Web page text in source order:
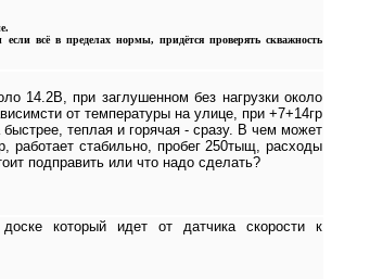
всё в пределах нормы, придётся проверять скважность
14.2В, при заглушенном без нагрузки около
от температуры на улице, при +7+14гр
теплая и горячая - сразу. В чем может
работает стабильно, пробег 250тыщ, расходы
подправить или что надо сделать?
который идет от датчика скорости к